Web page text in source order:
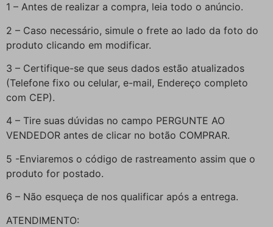
1 – Antes de realizar a compra, leia todo o anúncio.
2 – Caso necessário, simule o frete ao lado da foto do
produto clicando em modificar.
3 – Certifique-se que seus dados estão atualizados
(Telefone fixo ou celular, e-mail, Endereço completo
com CEP).
4 – Tire suas dúvidas no campo PERGUNTE AO
VENDEDOR antes de clicar no botão COMPRAR.
5 -Enviaremos o código de rastreamento assim que o
produto for postado.
6 – Não esqueça de nos qualificar após a entrega.
ATENDIMENTO: